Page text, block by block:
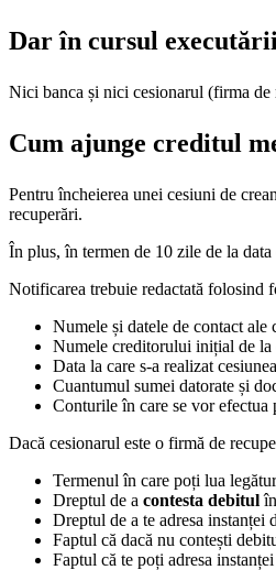
Dar în cursul
Nici banca și nici cesionarul (firma
Cum ajunge creditul
Pentru încheierea unei cesiuni de
recuperări.
În plus, în termen de 10 zile de la
Notificarea trebuie redactată folosind
Numele și datele de contact ale
Numele creditorului inițial de la
Data la care s-a realizat
Cuantumul sumei datorate și
Conturile în care se vor efectua
Dacă cesionarul este o firmă de
Termenul în care poți lua
Dreptul de a contesta debitul
Dreptul de a te adresa instanței
Faptul că dacă nu contești
Faptul că te poți adresa